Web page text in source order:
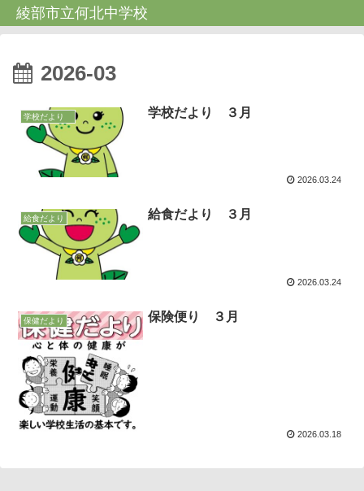
綾部市立何北中学校
2026-03
学校だより 学校だより ３月
2026.03.24
給食だより 給食だより ３月
2026.03.24
保健だより 保険便り ３月
2026.03.18